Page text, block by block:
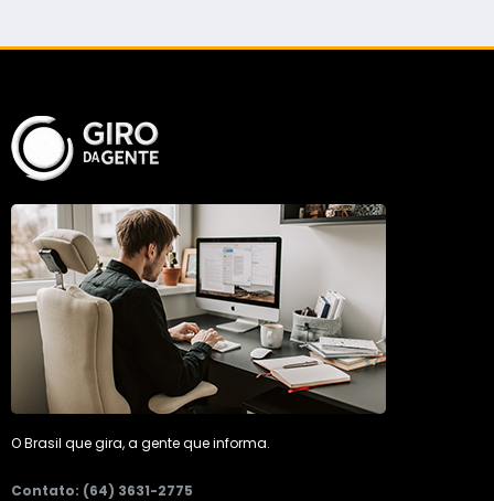
O Brasil que gira, a gente que informa.
Contato: (64) 3631-2775